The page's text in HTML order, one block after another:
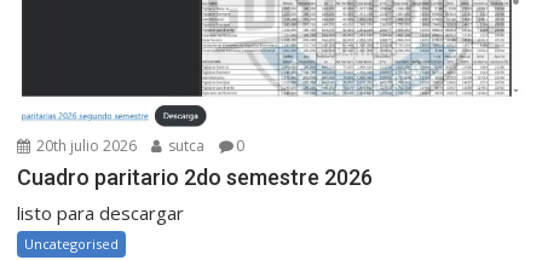
20th julio 2026 sutca 0
Cuadro paritario 2do semestre 2026
listo para descargar
Uncategorised